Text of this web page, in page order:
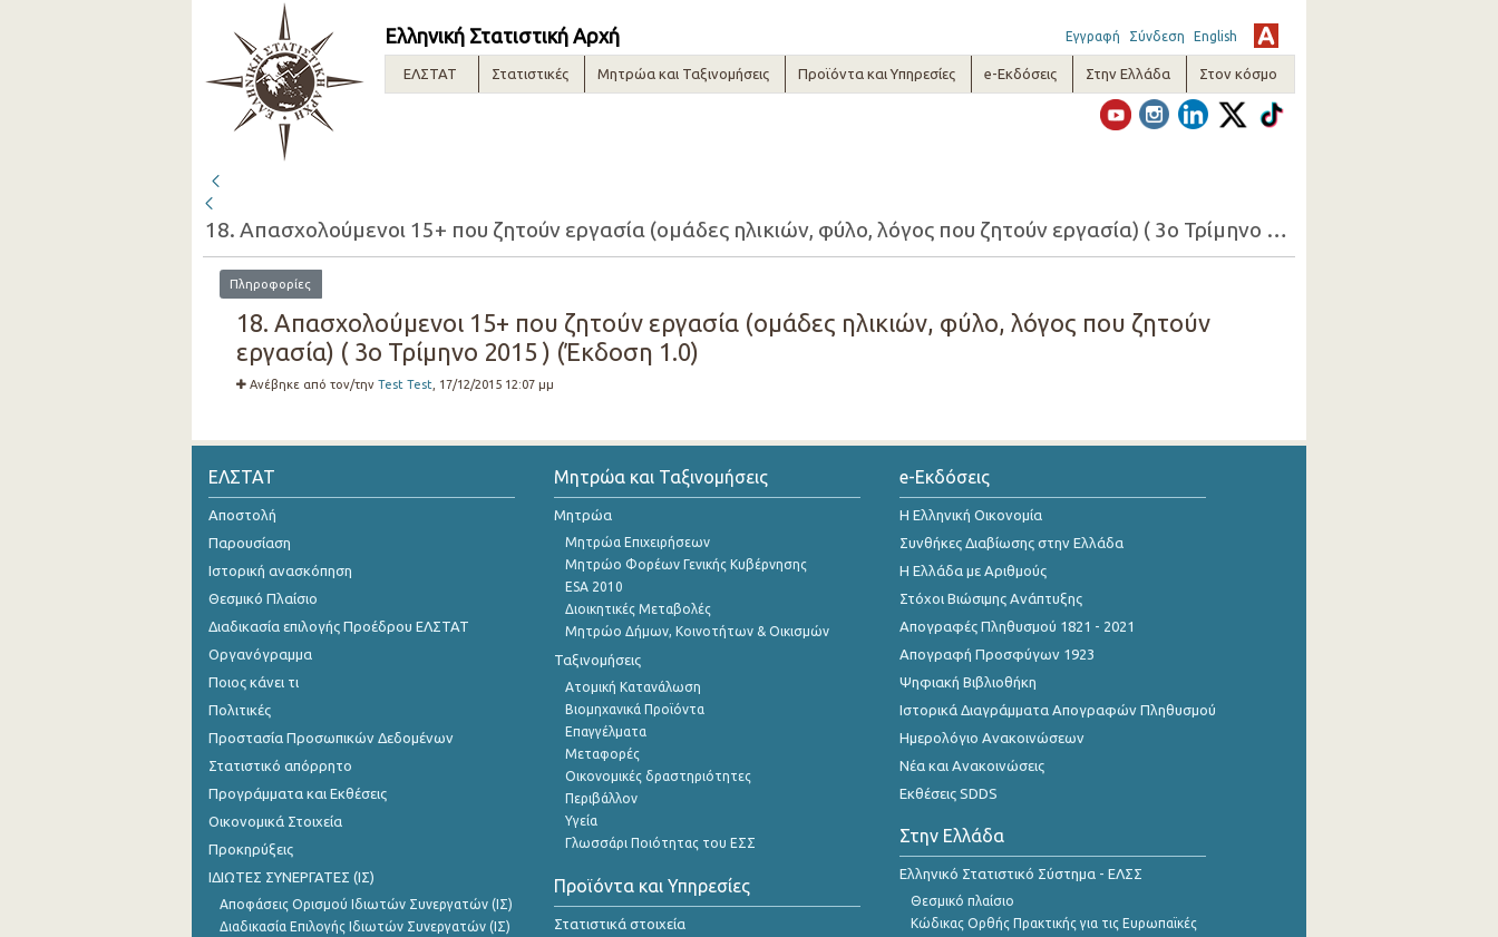
Ελληνική Στατιστική Αρχή Εγγραφή Σύνδεση English
ΕΛΣΤΑΤ Στατιστικές Μητρώα και Ταξινομήσεις Προϊόντα και Υπηρεσίες e-Εκδόσεις Στην Ελλάδα Στον κόσμο
18. Απασχολούμενοι 15+ που ζητούν εργασία (ομάδες ηλικιών, φύλο, λόγος που ζητούν εργασία) ( 3ο Τρίμηνο 2015 )
Πληροφορίες
18. Απασχολούμενοι 15+ που ζητούν εργασία (ομάδες ηλικιών, φύλο, λόγος που ζητούν
εργασία) ( 3ο Τρίμηνο 2015 ) (Έκδοση 1.0)
Ανέβηκε από τον/την Test Test , 17/12/2015 12:07 μμ
ΕΛΣΤΑΤ
Αποστολή
Παρουσίαση
Ιστορική ανασκόπηση
Θεσμικό Πλαίσιο
Διαδικασία επιλογής Προέδρου ΕΛΣΤΑΤ
Οργανόγραμμα
Ποιος κάνει τι
Πολιτικές
Προστασία Προσωπικών Δεδομένων
Στατιστικό απόρρητο
Προγράμματα και Εκθέσεις
Οικονομικά Στοιχεία
Προκηρύξεις
ΙΔΙΩΤΕΣ ΣΥΝΕΡΓΑΤΕΣ (ΙΣ)
Αποφάσεις Ορισμού Ιδιωτών Συνεργατών (ΙΣ)
Διαδικασία Επιλογής Ιδιωτών Συνεργατών (ΙΣ)
Μητρώα και Ταξινομήσεις
Μητρώα
Μητρώα Επιχειρήσεων
Μητρώο Φορέων Γενικής Κυβέρνησης
ESA 2010
Διοικητικές Μεταβολές
Μητρώο Δήμων, Κοινοτήτων & Οικισμών
Ταξινομήσεις
Ατομική Κατανάλωση
Βιομηχανικά Προϊόντα
Επαγγέλματα
Μεταφορές
Οικονομικές δραστηριότητες
Περιβάλλον
Υγεία
Γλωσσάρι Ποιότητας του ΕΣΣ
Προϊόντα και Υπηρεσίες
Στατιστικά στοιχεία
e-Εκδόσεις
Η Ελληνική Οικονομία
Συνθήκες Διαβίωσης στην Ελλάδα
Η Ελλάδα με Αριθμούς
Στόχοι Βιώσιμης Ανάπτυξης
Απογραφές Πληθυσμού 1821 - 2021
Απογραφή Προσφύγων 1923
Ψηφιακή Βιβλιοθήκη
Ιστορικά Διαγράμματα Απογραφών Πληθυσμού
Ημερολόγιο Ανακοινώσεων
Νέα και Ανακοινώσεις
Εκθέσεις SDDS
Στην Ελλάδα
Ελληνικό Στατιστικό Σύστημα - ΕΛΣΣ
Θεσμικό πλαίσιο
Κώδικας Ορθής Πρακτικής για τις Ευρωπαϊκές